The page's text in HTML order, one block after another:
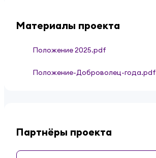
Материалы проекта
Положение 2025.pdf
Положение-Доброволец-года.pdf
Партнёры проекта